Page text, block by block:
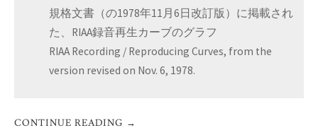
規格文書（の1978年11月6日改訂版）に掲載され
た、RIAA録音再生カーブのグラフ
RIAA Recording / Reproducing Curves, from the
version revised on Nov. 6, 1978.
CONTINUE READING →